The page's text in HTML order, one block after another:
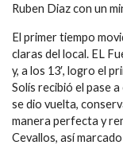
Ruben Diaz con un
El primer tiempo
claras del local. EL
y, a los 13′, logro el
Solís recibió el pase
se dio vuelta,
manera perfecta y
Cevallos, así